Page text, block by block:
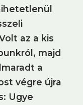
az a kis
majd
a
végre újra
Ugye